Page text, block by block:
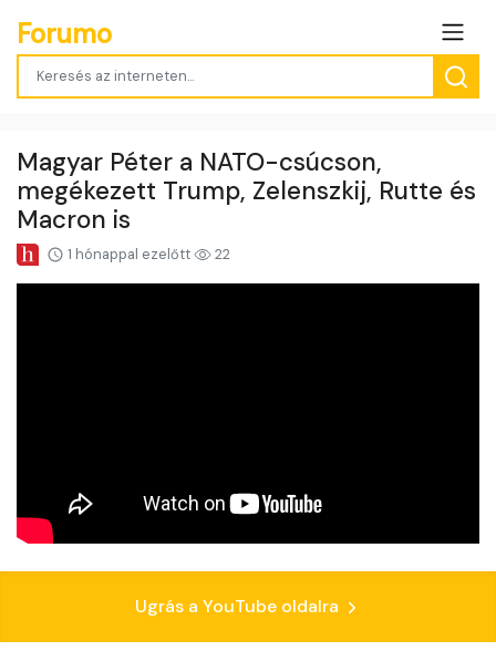
Forumo
Magyar Péter a NATO-csúcson,
megékezett Trump, Zelenszkij, Rutte és
Macron is
1 hónappal ezelőtt 22
Ugrás a YouTube oldalra